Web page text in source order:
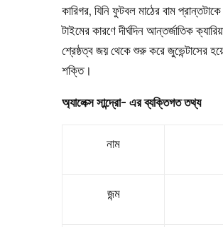
কারিগর, যিনি ফুটবল মাঠের বাম
টাইমের কারণে দীর্ঘদিন আন্তর্জাতিক
শ্রেষ্ঠত্ব জয় থেকে শুরু করে জুভেন্টাসের
শক্তি।
অ্যালেক্স সান্দ্রো- এর ব্যক্তিগত তথ্য
নাম
জন্ম